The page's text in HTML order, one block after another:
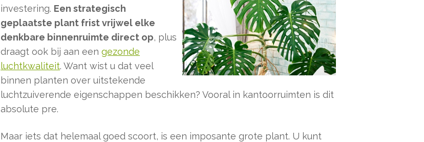
investering. Een strategisch
geplaatste plant frist vrijwel elke
denkbare binnenruimte direct op, plus
draagt ook bij aan een gezonde
luchtkwaliteit. Want wist u dat veel
binnen planten over uitstekende
luchtzuiverende eigenschappen beschikken? Vooral in kantoorruimten is dit
absolute pre.
Maar iets dat helemaal goed scoort, is een imposante grote plant. U kunt